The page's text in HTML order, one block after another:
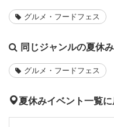
グルメ・フードフェス
同じジャンルの夏休
グルメ・フードフェス
夏休みイベント一覧